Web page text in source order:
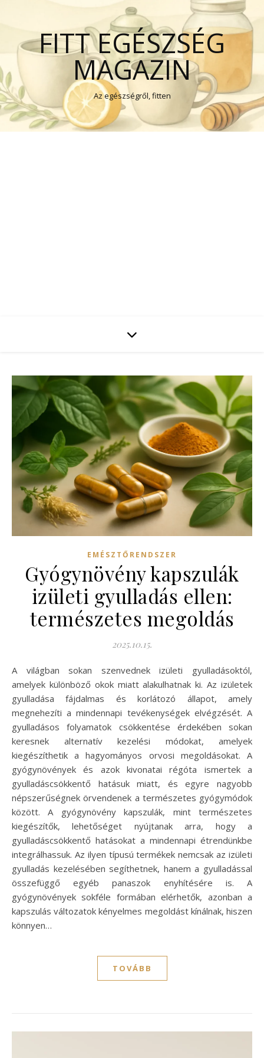
FITT EGÉSZSÉG
MAGAZIN
Az egészségről, fitten
EMÉSZTŐRENDSZER
Gyógynövény kapszulák
izületi gyulladás ellen:
természetes megoldás
2025.10.15.
A világban sokan szenvednek izületi gyulladásoktól,
amelyek különböző okok miatt alakulhatnak ki. Az izületek
gyulladása fájdalmas és korlátozó állapot, amely
megnehezíti a mindennapi tevékenységek elvégzését. A
gyulladásos folyamatok csökkentése érdekében sokan
keresnek alternatív kezelési módokat, amelyek
kiegészíthetik a hagyományos orvosi megoldásokat. A
gyógynövények és azok kivonatai régóta ismertek a
gyulladáscsökkentő hatásuk miatt, és egyre nagyobb
népszerűségnek örvendenek a természetes gyógymódok
között. A gyógynövény kapszulák, mint természetes
kiegészítők, lehetőséget nyújtanak arra, hogy a
gyulladáscsökkentő hatásokat a mindennapi étrendünkbe
integrálhassuk. Az ilyen típusú termékek nemcsak az izületi
gyulladás kezelésében segíthetnek, hanem a gyulladással
összefüggő egyéb panaszok enyhítésére is. A
gyógynövények sokféle formában elérhetők, azonban a
kapszulás változatok kényelmes megoldást kínálnak, hiszen
könnyen…
TOVÁBB